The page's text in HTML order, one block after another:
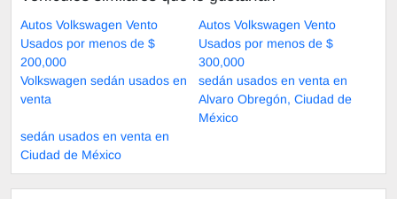
Autos Volkswagen Vento
Usados por menos de $
200,000
Autos Volkswagen Vento
Usados por menos de $
300,000
Volkswagen sedán usados en
venta
sedán usados en venta en
Alvaro Obregón, Ciudad de
México
sedán usados en venta en
Ciudad de México